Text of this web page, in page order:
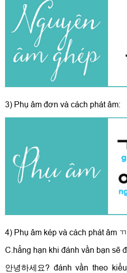
3) Phụ âm đơn và cách phát âm:
4) Phụ âm kép và cách phát âm
C.hẳng hạn khi đánh vần bạn sẽ
안녕하세요? đánh vần theo